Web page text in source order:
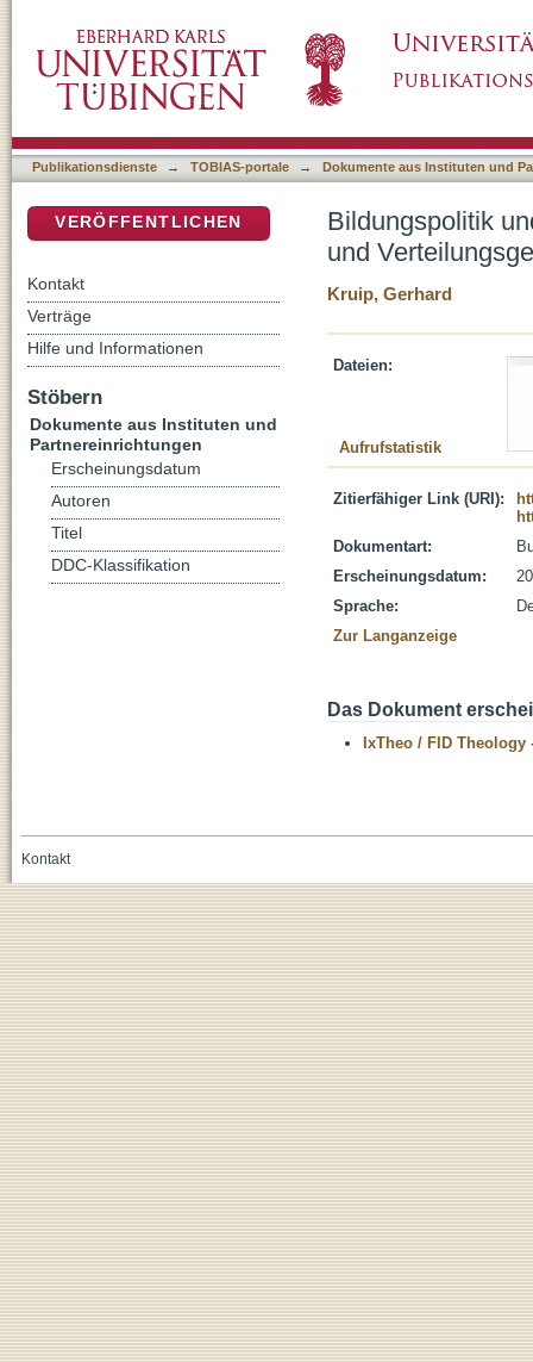
Publikationsdienste → TOBIAS-portale → Dokumente aus Instituten und
Bildungspolitik
und
Kruip, Gerhard
Dateien:
Aufrufstatistik
Zitierfähiger Link (URI):
Dokumentart:
Erscheinungsdatum:
Sprache:
Zur Langanzeige
Das Dokument
IxTheo / FID Theology
VERÖFFENTLICHEN
Kontakt
Verträge
Hilfe und Informationen
Stöbern
Dokumente aus Instituten und
Partnereinrichtungen
Erscheinungsdatum
Autoren
Titel
DDC-Klassifikation
Kontakt